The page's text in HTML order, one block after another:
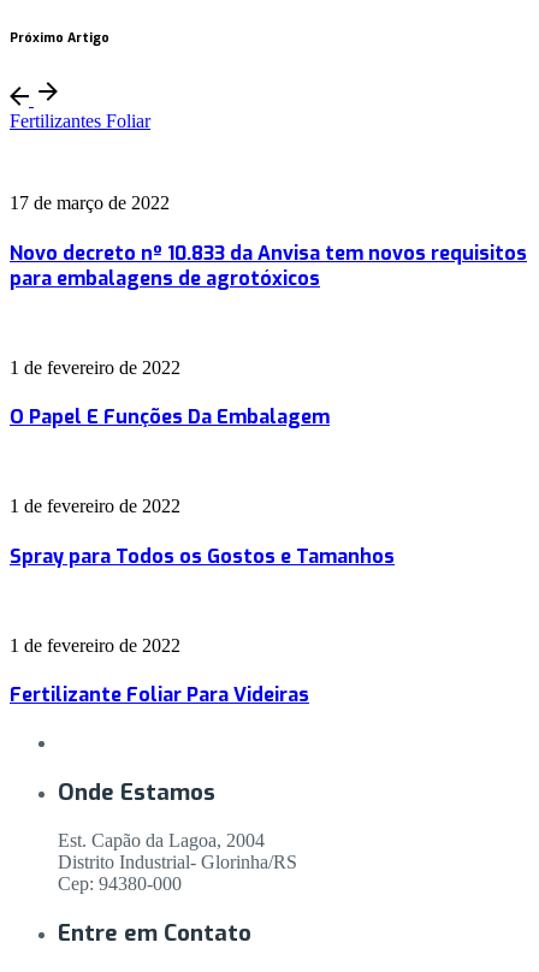
Próximo Artigo
Fertilizantes Foliar
17 de março de 2022
Novo decreto nº 10.833 da Anvisa tem novos requisitos
para embalagens de agrotóxicos
1 de fevereiro de 2022
O Papel E Funções Da Embalagem
1 de fevereiro de 2022
Spray para Todos os Gostos e Tamanhos
1 de fevereiro de 2022
Fertilizante Foliar Para Videiras
Onde Estamos
Est. Capão da Lagoa, 2004
Distrito Industrial- Glorinha/RS
Cep: 94380-000
Entre em Contato